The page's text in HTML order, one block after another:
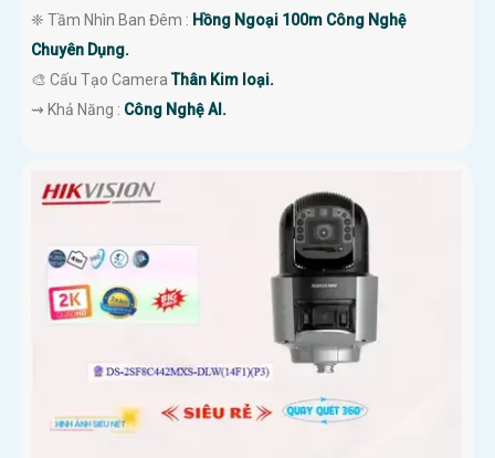
❈ Tầm Nhìn Ban Đêm : Hồng Ngoại 100m Công Nghệ
Chuyên Dụng.
🎨 Cấu Tạo CameraThân Kim loại.
️⇝ Khả Năng : Công Nghệ AI.